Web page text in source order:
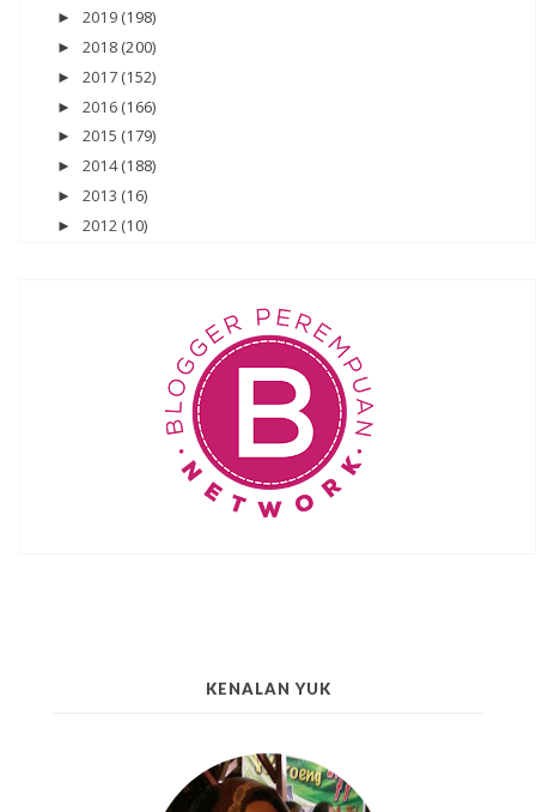
► 2019 (198)
► 2018 (200)
► 2017 (152)
► 2016 (166)
► 2015 (179)
► 2014(188)
► 2013 (16)
► 2012 (10)
KENALAN YUK